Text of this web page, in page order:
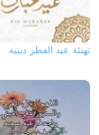
تهنئة عيد الفطر دينية